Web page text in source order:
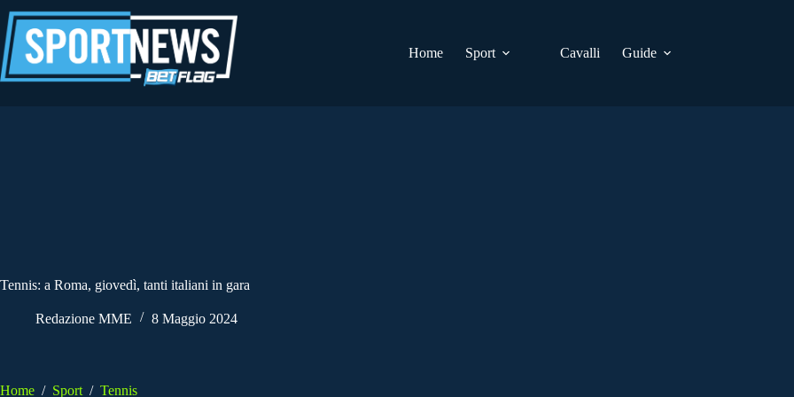
al
contenuto
Home
Sport Cavalli Guide
Tennis: a Roma, giovedì, tanti italiani in gara
Redazione MME 8 Maggio 2024
Home / Sport / Tennis